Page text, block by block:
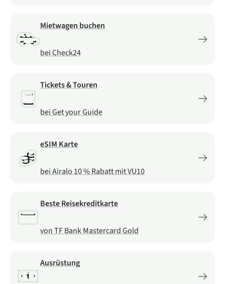
Mietwagen buchen
bei Check24
Tickets & Touren
bei Get your Guide
eSIM Karte
bei Airalo 10 % Rabatt mit VU10
Beste Reisekreditkarte
von TF Bank Mastercard Gold
Ausrüstung